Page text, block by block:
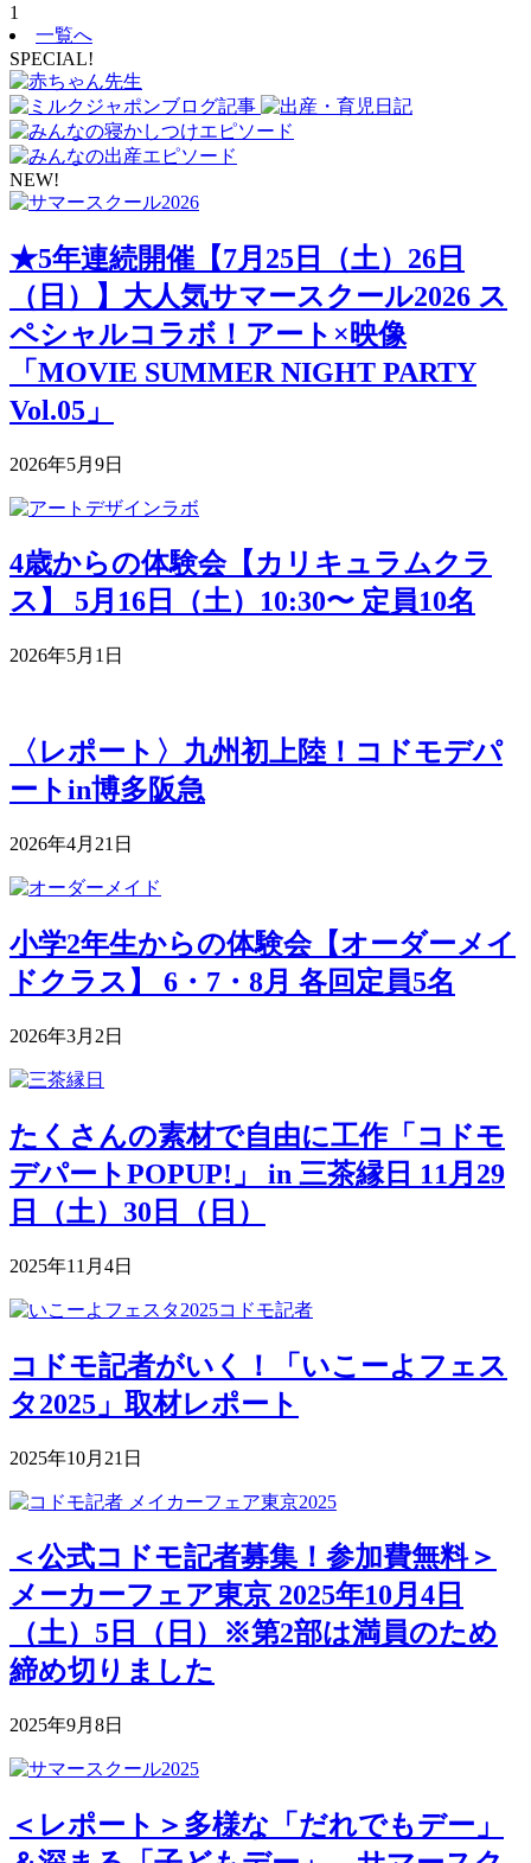
1
一覧へ
SPECIAL!
NEW!
★5年連続開催【7月25日（土）26日
（日）】大人気サマースクール2026 ス
ペシャルコラボ！アート×映像
「MOVIE SUMMER NIGHT PARTY
Vol.05」
2026年5月9日
4歳からの体験会【カリキュラムクラ
ス】 5月16日（土）10:30〜 定員10名
2026年5月1日
〈レポート〉九州初上陸！コドモデパ
ートin博多阪急
2026年4月21日
小学2年生からの体験会【オーダーメイ
ドクラス】 6・7・8月 各回定員5名
2026年3月2日
たくさんの素材で自由に工作「コドモ
デパートPOPUP!」 in 三茶縁日 11月29
日（土）30日（日）
2025年11月4日
コドモ記者がいく！「いこーよフェス
タ2025」取材レポート
2025年10月21日
＜公式コドモ記者募集！参加費無料＞
メーカーフェア東京 2025年10月4日
（土）5日（日）※第2部は満員のため
締め切りました
2025年9月8日
＜レポート＞多様な「だれでもデー」